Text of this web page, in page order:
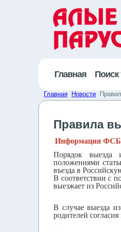
Главная Поиск
Главная Новости
Правила
Информация ФСБ
Порядок выезда
положениями
въезда в
В соответствии с
выезжает из
В случае выезда
родителей